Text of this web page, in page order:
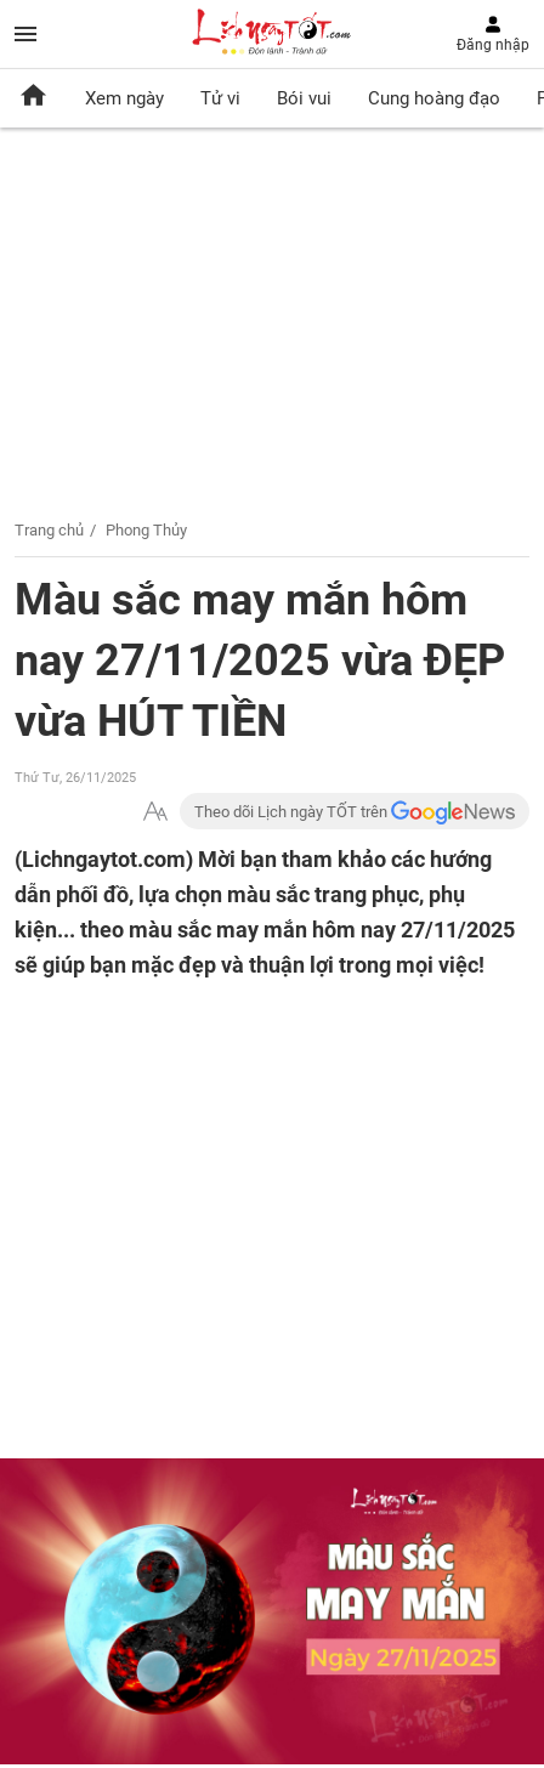
Đăng nhập
Xem ngày Tử vi Bói vui Cung hoàng đạo
Trang chủ Phong Thủy
Màu sắc may mắn hôm
nay 27/11/2025 vừa ĐẸP
vừa HÚT TIỀN
Thứ Tư, 26/11/2025
Theo dõi Lịch ngày TỐT trên
(Lichngaytot.com) Mời bạn tham khảo các hướng
dẫn phối đồ, lựa chọn màu sắc trang phục, phụ
kiện... theo màu sắc may mắn hôm nay 27/11/2025
sẽ giúp bạn mặc đẹp và thuận lợi trong mọi việc!